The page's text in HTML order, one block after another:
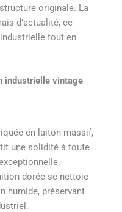
originale. La
d’actualité, ce
tout en
industrielle vintage
en laiton massif,
une solidité à toute
dorée se nettoie
humide, préservant